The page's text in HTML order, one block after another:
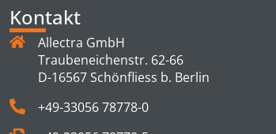
Kontakt
Allectra GmbH
Traubeneichenstr. 62-66
D-16567 Schönfliess b. Berlin
+49-33056 78778-0